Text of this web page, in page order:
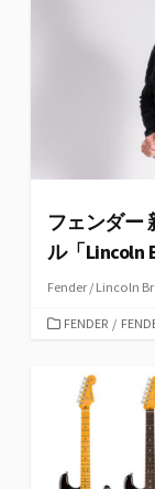
フェンダー
ル「Lincoln
Fender / Lincoln
カFENDER /